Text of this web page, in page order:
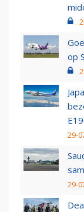
op
29-
29-